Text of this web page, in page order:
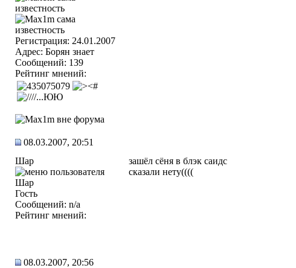
Регистрация: 24.01.2007
Адрес: Борян знает
Сообщений: 139
Рейтинг мнений:
08.03.2007, 20:51
Шар
Гость
Сообщений: n/a
Рейтинг мнений:
зашёл сёня в блэк саидс
сказали нету((((
08.03.2007, 20:56